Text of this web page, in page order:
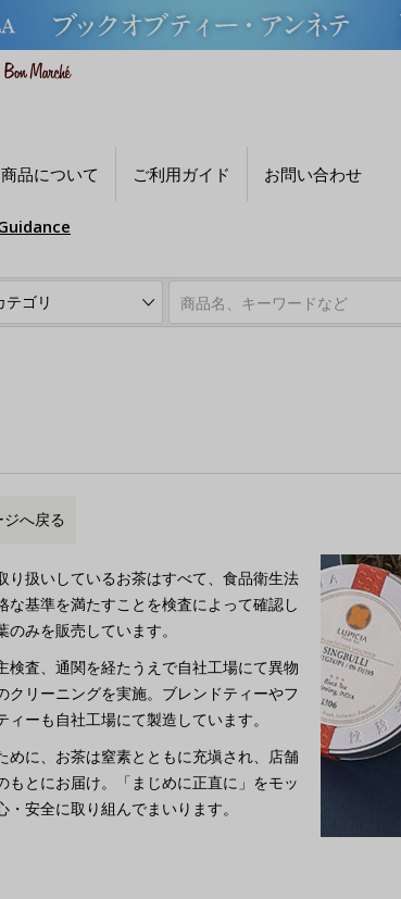
商品について ご利用ガイド お問い合わせ
へ戻る
り扱いしているお茶はすべて、食品衛生法
な基準を満たすことを検査によって確認し
のみを販売しています。
検査、通関を経たうえで自社工場にて異物
クリーニングを実施。ブレンドティーやフ
ィーも自社工場にて製造しています。
めに、お茶は窒素とともに充塡され、店舗
もとにお届け。「まじめに正直に」をモッ
・安全に取り組んでまいります。